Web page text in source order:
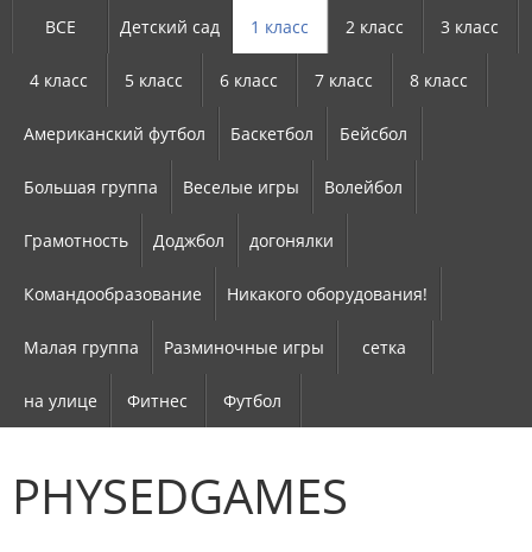
ВСЕ Детский сад 1 класс 2 класс 3 класс
4 класс 5 класс 6 класс 7 класс 8 класс
Американский футбол Баскетбол Бейсбол
Большая группа Веселые игры Волейбол
Грамотность Доджбол догонялки
Командообразование Никакого оборудования!
Малая группа Разминочные игры сетка
на улице Фитнес Футбол
PHYSEDGAMES